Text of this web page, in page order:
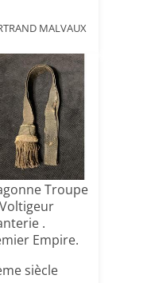
MALVAUX
Troupe
.
Empire.
siècle